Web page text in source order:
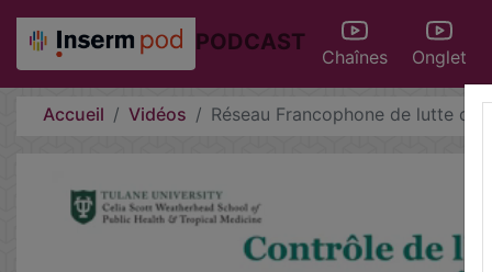
PODCAST
Chaînes Onglet
Accueil Vidéos Réseau Francophone de lutte